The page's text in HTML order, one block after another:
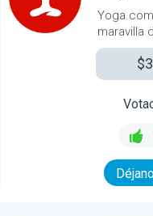
maravilla